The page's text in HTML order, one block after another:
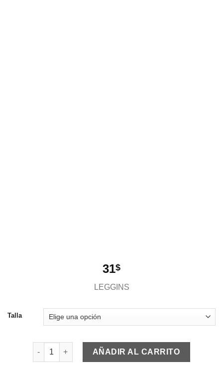
31$
LEGGINS
Talla
LEGGINS AZUL SOUL cantidad
AÑADIR AL CARRITO